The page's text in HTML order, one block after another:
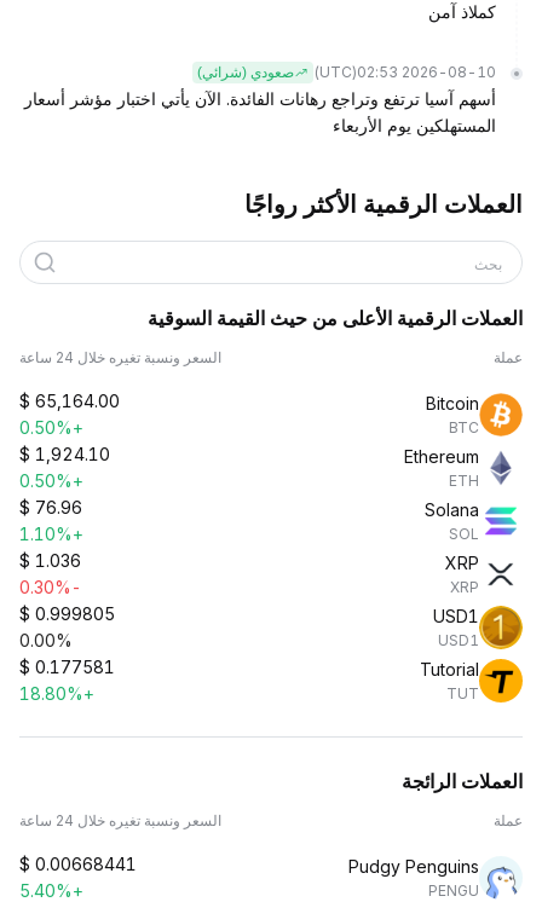
كملاذ آمن
2026-08-10 02:53
(UTC) صعودي (شرائي)
أسهم آسيا ترتفع وتراجع رهانات الفائدة. الآن يأتي اختبار مؤشر أسعار
المستهلكين يوم الأربعاء
العملات الرقمية الأكثر رواجًا
بحث
العملات الرقمية الأعلى من حيث القيمة السوقية
عملة السعر ونسبة تغيره خلال 24 ساعة
Bitcoin
BTC
$ 65,164.00
+0.50%
Ethereum
ETH
$ 1,924.10
+0.50%
Solana
SOL
$ 76.96
+1.10%
XRP
XRP
$ 1.036
-0.30%
USD1
USD1
$ 0.999805
0.00%
Tutorial
TUT
$ 0.177581
+18.80%
العملات الرائجة
عملة السعر ونسبة تغيره خلال 24 ساعة
Pudgy Penguins
PENGU
$ 0.00668441
+5.40%